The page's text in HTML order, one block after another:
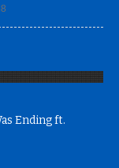
Ending ft.